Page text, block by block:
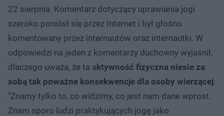
22 sierpnia. Komentarz dotyczący uprawiania jogi
szeroko poniósł się przez Internet i był głośno
komentowany przez internautów oraz internautki. W
odpowiedzi na jeden z komentarzy duchowny wyjaśnił,
dlaczego uważa, że ta aktywność fizyczna niesie za
sobą tak poważne konsekwencje dla osoby wierzącej:
"Znamy tylko to, co widzimy, co jest nam dane wprost.
Znam sporo ludzi praktykujących jogę jako